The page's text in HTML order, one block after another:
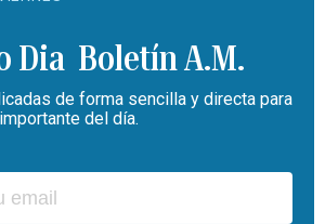
Boletín A.M.
de forma sencilla y directa para
del día.